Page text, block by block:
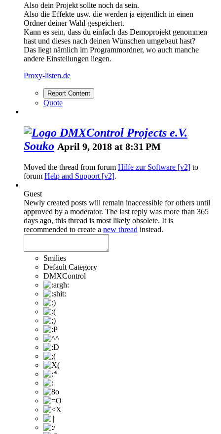
Also dein Projekt sollte noch da sein.
Also die Effekte usw. die werden ja eigentlich in einen
Ordner deiner Wahl gespeichert.
Kann es sein, dass du einfach das Demoprojekt genommen
hast und dieses nach deinen Wünschen umgebaut hast?
Das liegt nämlich im Programmordner, wo auch manche
andere Einstellungen liegen.
Proxy-listen.de
Report Content
Quote
Souko April 9, 2018 at 8:31 PM
Moved the thread from forum Hilfe zur Software [v2] to
forum Help and Support [v2].
Guest
Newly created posts will remain inaccessible for others until
approved by a moderator. The last reply was more than 365
days ago, this thread is most likely obsolete. It is
recommended to create a new thread instead.
Smilies
Default Category
DMXControl